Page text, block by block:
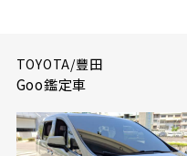
TOYOTA/豐田
Goo鑑定車